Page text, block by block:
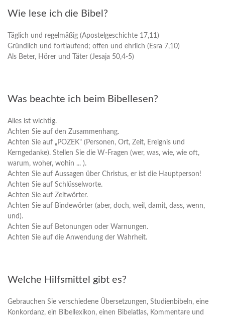
Wie lese ich die Bibel?
Täglich und regelmäßig (Apostelgeschichte 17,11)
Gründlich und fortlaufend; offen und ehrlich (Esra 7,10)
Als Beter, Hörer und Täter (Jesaja 50,4-5)
Was beachte ich beim Bibellesen?
Alles ist wichtig.
Achten Sie auf den Zusammenhang.
Achten Sie auf „POZEK" (Personen, Ort, Zeit, Ereignis und
Kerngedanke). Stellen Sie die W-Fragen (wer, was, wie, wie oft,
warum, woher, wohin ... ).
Achten Sie auf Aussagen über Christus, er ist die Hauptperson!
Achten Sie auf Schlüsselworte.
Achten Sie auf Zeitwörter.
Achten Sie auf Bindewörter (aber, doch, weil, damit, dass, wenn,
und).
Achten Sie auf Betonungen oder Warnungen.
Achten Sie auf die Anwendung der Wahrheit.
Welche Hilfsmittel gibt es?
Gebrauchen Sie verschiedene Übersetzungen, Studienbibeln, eine
Konkordanz, ein Bibellexikon, einen Bibelatlas, Kommentare und